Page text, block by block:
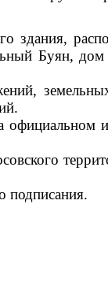
здания,
Буян,
официальном
подписания.